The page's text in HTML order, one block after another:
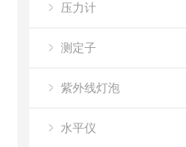
压力计
测定子
紫外线灯泡
水平仪